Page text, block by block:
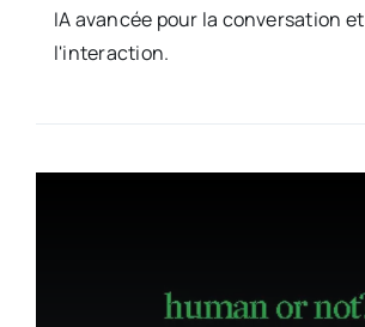
IA avancée pour la conversation et
l'interaction.